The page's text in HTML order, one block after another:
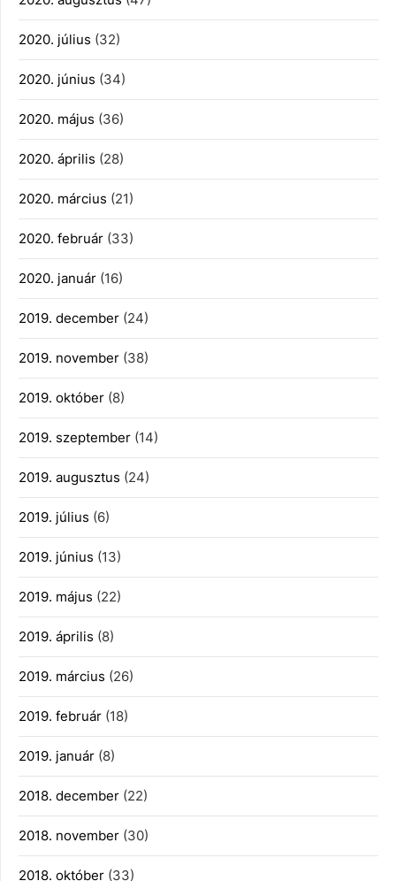
2020. július (32)
2020. június (34)
2020. május (36)
2020. április (28)
2020. március (21)
2020. február (33)
2020. január (16)
2019. december (24)
2019. november (38)
2019. október (8)
2019. szeptember (14)
2019. augusztus (24)
2019. július (6)
2019. június (13)
2019. május (22)
2019. április (8)
2019. március (26)
2019. február (18)
2019. január (8)
2018. december (22)
2018. november (30)
2018. október (33)